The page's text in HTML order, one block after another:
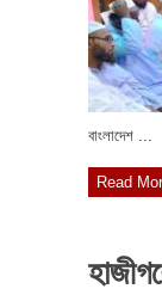
বাংলাদেশ ...
Read